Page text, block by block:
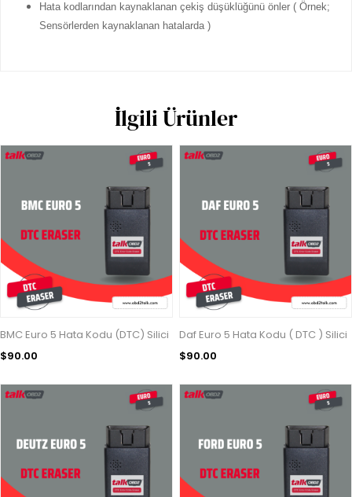
Hata kodlarından kaynaklanan çekiş düşüklüğünü önler ( Örnek;
Sensörlerden kaynaklanan hatalarda )
İlgili Ürünler
BMC Euro 5 Hata Kodu (DTC) Silici
$90.00
Daf Euro 5 Hata Kodu ( DTC ) Silici
$90.00